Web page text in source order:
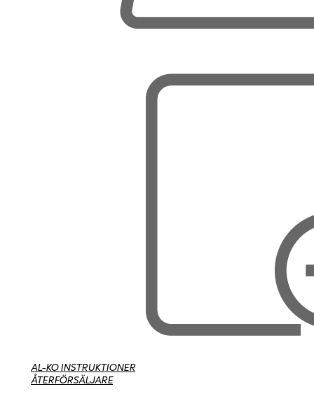
AL-KO INSTRUKTIONER
ÅTERFÖRSÄLJARE